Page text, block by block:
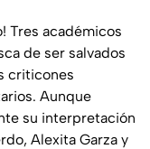
Tres académicos
de ser salvados
criticones
Aunque
su interpretación
Alexita Garza y